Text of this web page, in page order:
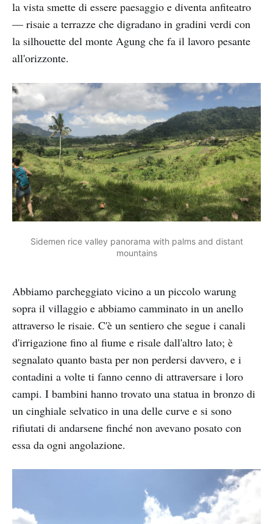
la vista smette di essere paesaggio e diventa anfiteatro
— risaie a terrazze che digradano in gradini verdi con
la silhouette del monte Agung che fa il lavoro pesante
all'orizzonte.
Sidemen rice valley panorama with palms and distant
mountains
Abbiamo parcheggiato vicino a un piccolo warung
sopra il villaggio e abbiamo camminato in un anello
attraverso le risaie. C'è un sentiero che segue i canali
d'irrigazione fino al fiume e risale dall'altro lato; è
segnalato quanto basta per non perdersi davvero, e i
contadini a volte ti fanno cenno di attraversare i loro
campi. I bambini hanno trovato una statua in bronzo di
un cinghiale selvatico in una delle curve e si sono
rifiutati di andarsene finché non avevano posato con
essa da ogni angolazione.